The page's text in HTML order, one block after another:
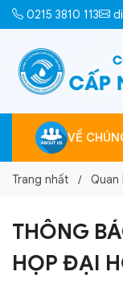
0215 3810 113
VỀ
Trang nhất Quan
THÔNG
HỌP ĐẠI